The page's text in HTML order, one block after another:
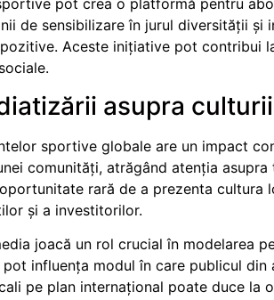
pot crea o platformă pentru
de sensibilizare în jurul diversității
Aceste inițiative pot contribui
asupra
sportive globale are un impact
comunități, atrăgând atenția
rară de a prezenta cultura
și a investitorilor.
joacă un rol crucial în modelarea
influența modul în care publicul
pe plan internațional poate duce la